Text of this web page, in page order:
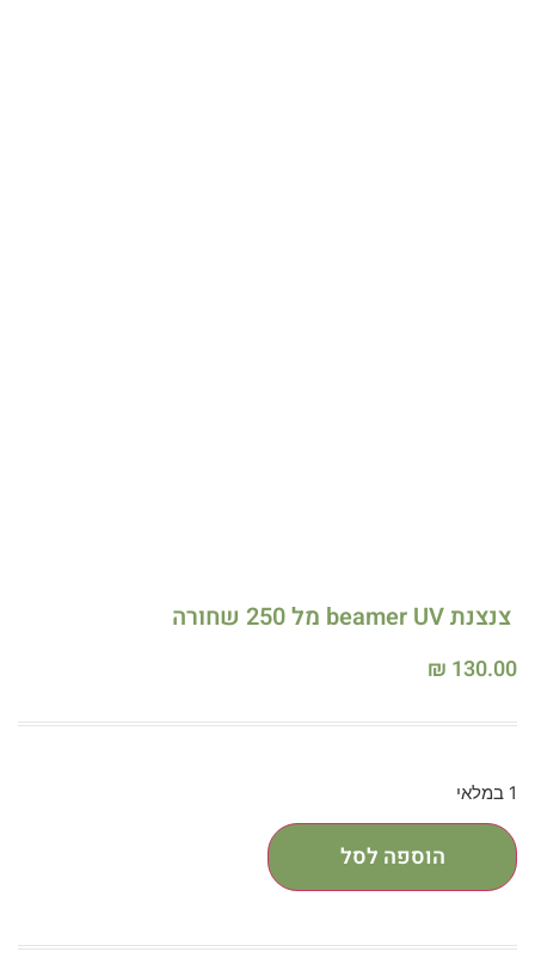
צנצנת beamer UV מל 250 שחורה
₪ 130.00
1 במלאי
הוספה לסל